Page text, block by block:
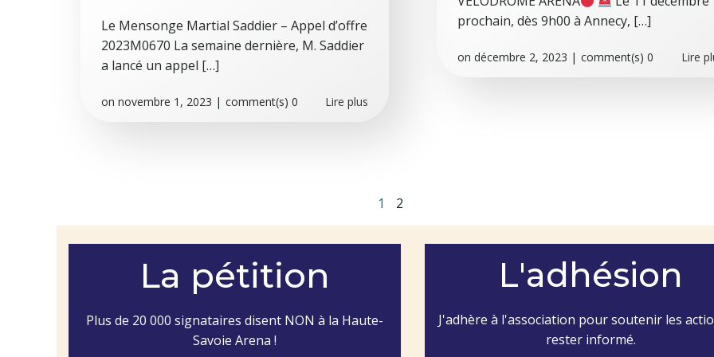
prochain, dès 9h00 à Annecy, […]
on décembre 2, 2023 | comment(s) 0 Lire
Le Mensonge Martial Saddier – Appel d’offre
2023M0670 La semaine dernière, M. Saddier
a lancé un appel […]
on novembre 1, 2023 | comment(s) 0 Lire plus
navigation
Page
1 Page
2
La pétition
Plus de 20 000 signataires disent NON à la Haute-
Savoie Arena !
L'adhésion
J'adhère à l'association pour soutenir les
rester informé.